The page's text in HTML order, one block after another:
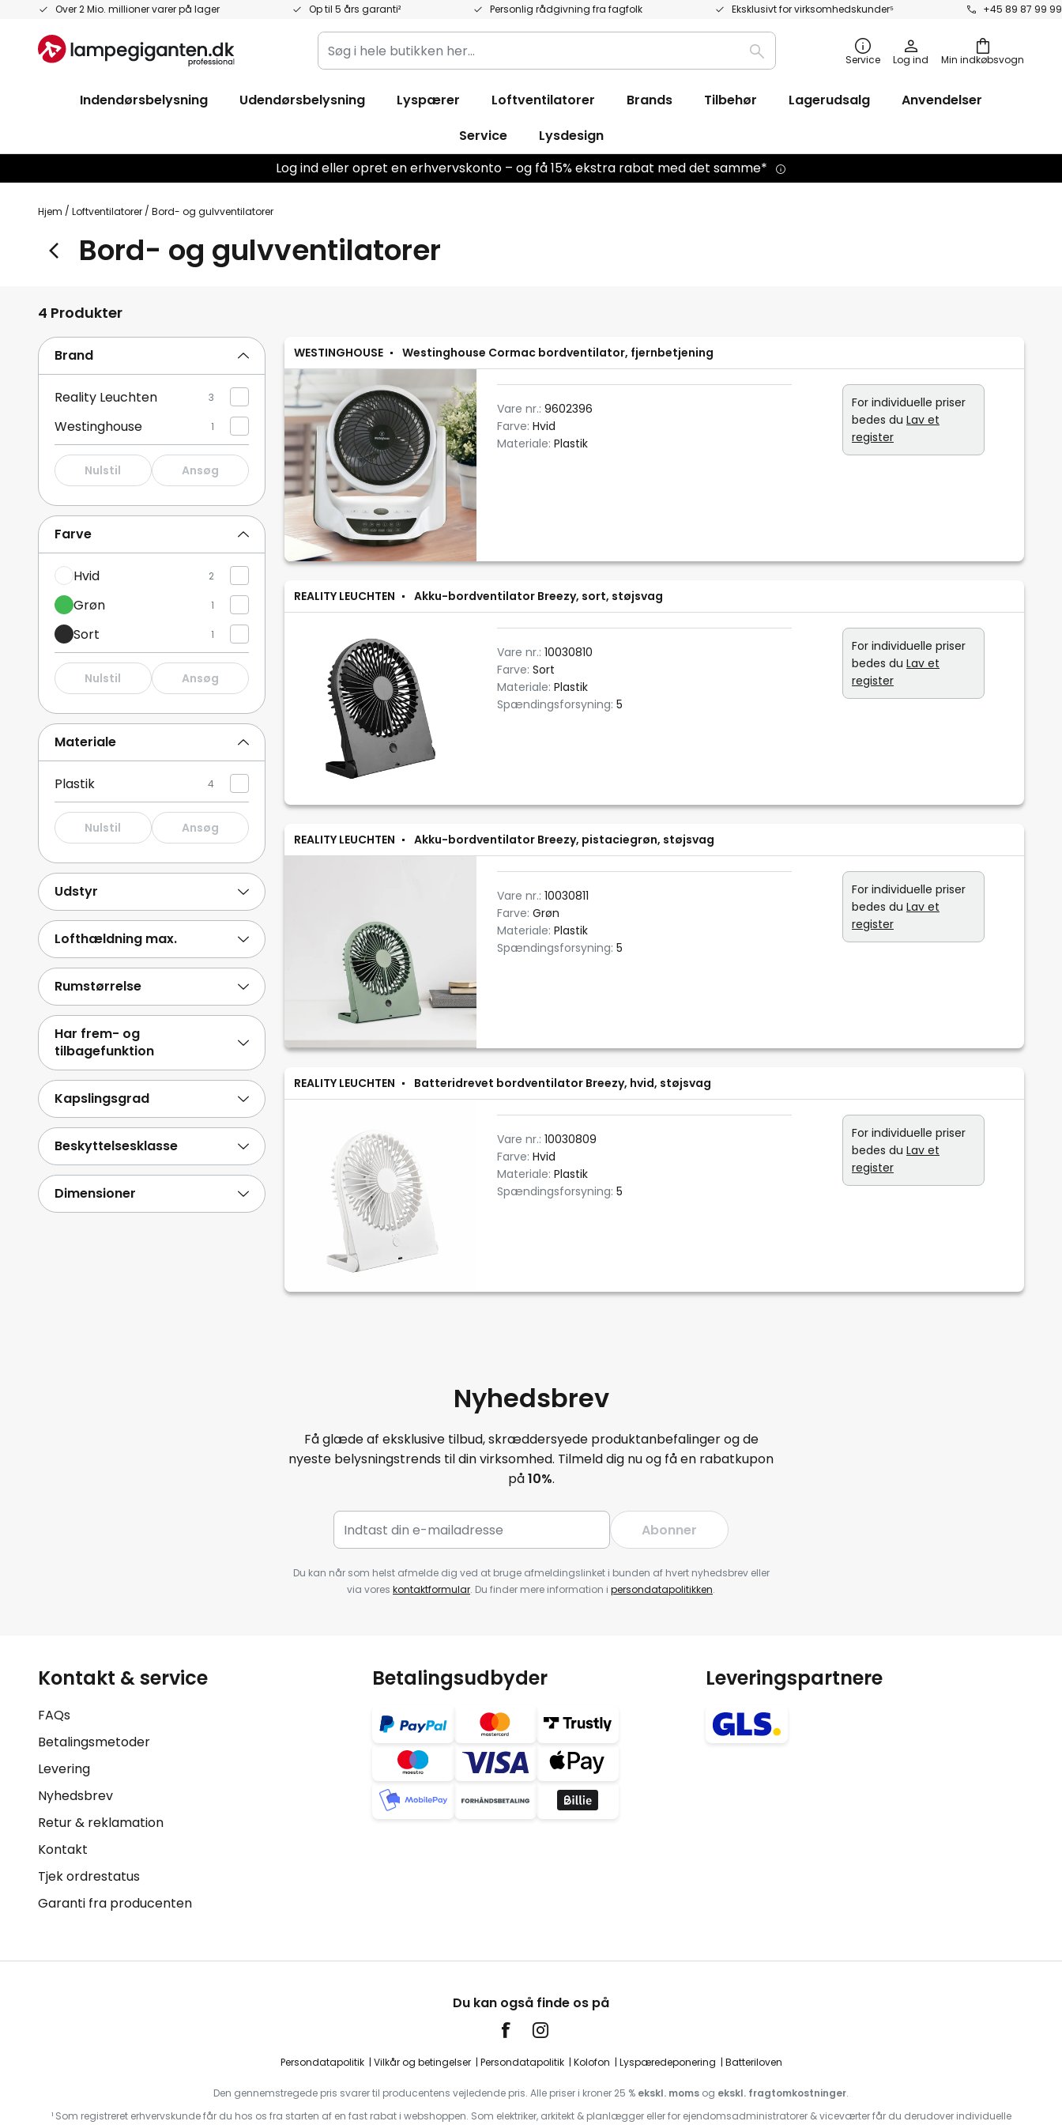
Over 2 Mio. millioner varer på lager Op til 5 års garanti² Personlig rådgivning fra fagfolk Eksklusivt for virksomhedskunder⁵ +45 89 87 99 99
Skip
Content
Min indkøbsvogn
Søg
i
butikken
Søg
Service Log ind
Indendørsbelysning Udendørsbelysning Lyspærer Loftventilatorer Brands Tilbehør Lagerudsalg
Anvendelser
Service
Lysdesign
Log ind eller opret en erhvervskonto – og få 15% ekstra rabat med det samme*
Hjem Loftventilatorer Bord- og gulvventilatorer
Bord- og gulvventilatorer
WESTINGHOUSE Westinghouse Cormac bordventilator, fjernbetjening
Vare nr.: 9602396
Farve: Hvid
Materiale: Plastik
For individuelle priser
bedes du Lav et
register
REALITY LEUCHTEN Akku-bordventilator Breezy, sort, støjsvag
Vare nr.: 10030810
Farve: Sort
Materiale: Plastik
Spændingsforsyning: 5
For individuelle priser
bedes du Lav et
register
REALITY LEUCHTEN Akku-bordventilator Breezy, pistaciegrøn, støjsvag
Vare nr.: 10030811
Farve: Grøn
Materiale: Plastik
Spændingsforsyning: 5
For individuelle priser
bedes du Lav et
register
REALITY LEUCHTEN Batteridrevet bordventilator Breezy, hvid, støjsvag
Vare nr.: 10030809
Farve: Hvid
Materiale: Plastik
Spændingsforsyning: 5
For individuelle priser
bedes du Lav et
register
Brand
Reality Leuchten 3
Westinghouse 1
Nulstil Ansøg
Farve
Hvid 2
Grøn 1
Sort 1
Nulstil Ansøg
Materiale
Plastik 4
Nulstil Ansøg
Udstyr
Lofthældning max.
Rumstørrelse
Har frem- og
tilbagefunktion
Kapslingsgrad
Beskyttelsesklasse
Dimensioner
4 Produkter
Nyhedsbrev
Få glæde af eksklusive tilbud, skræddersyede produktanbefalinger og de
nyeste belysningstrends til din virksomhed. Tilmeld dig nu og få en rabatkupon
på10%.
Abonner
Du kan når som helst afmelde dig ved at bruge afmeldingslinket i bunden af hvert nyhedsbrev eller
via vores kontaktformular. Du finder mere information i persondatapolitikken.
Kontakt & service
FAQs
Betalingsmetoder
Levering
Nyhedsbrev
Retur & reklamation
Kontakt
Tjek ordrestatus
Garanti fra producenten
Betalingsudbyder Leveringspartnere
Du kan også finde os på
Persondatapolitik Vilkår og betingelser Persondatapolitik Kolofon Lyspæredeponering Batteriloven
Den gennemstregede pris svarer til producentens vejledende pris. Alle priser i kroner 25 % ekskl. moms og ekskl. fragtomkostninger.
¹ Som registreret erhvervskunde får du hos os fra starten af en fast rabat i webshoppen. Som elektriker, arkitekt & planlægger eller for ejendomsadministratorer & viceværter får du derudover individuelle